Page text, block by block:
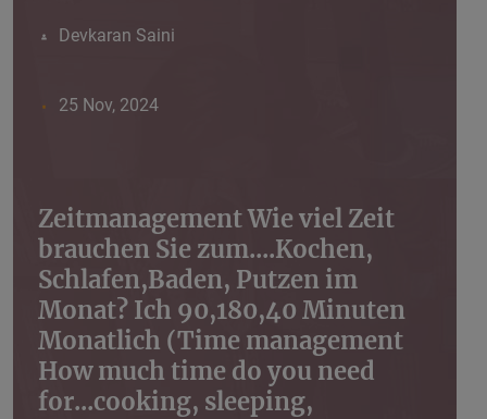
Devkaran Saini
25 Nov, 2024
Zeitmanagement Wie viel Zeit
brauchen Sie zum....Kochen,
Schlafen,Baden, Putzen im
Monat? Ich 90,180,40 Minuten
Monatlich (Time management
How much time do you need
for...cooking, sleeping,